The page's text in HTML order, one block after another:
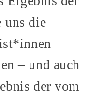
uns die
– und auch
der vom